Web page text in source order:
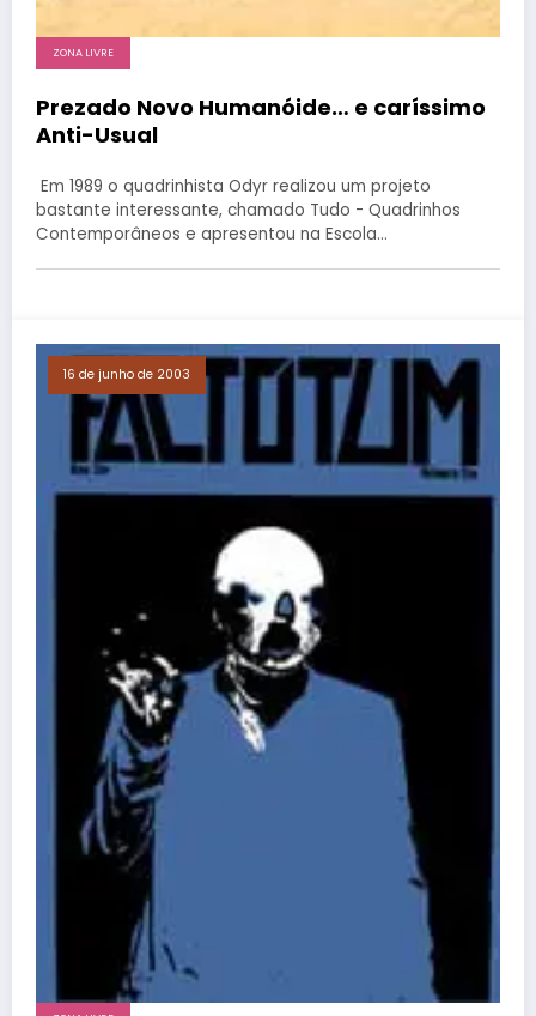
ZONA LIVRE
Prezado Novo Humanóide… e caríssimo
Anti-Usual
Em 1989 o quadrinhista Odyr realizou um projeto
bastante interessante, chamado Tudo - Quadrinhos
Contemporâneos e apresentou na Escola…
16 de junho de 2003